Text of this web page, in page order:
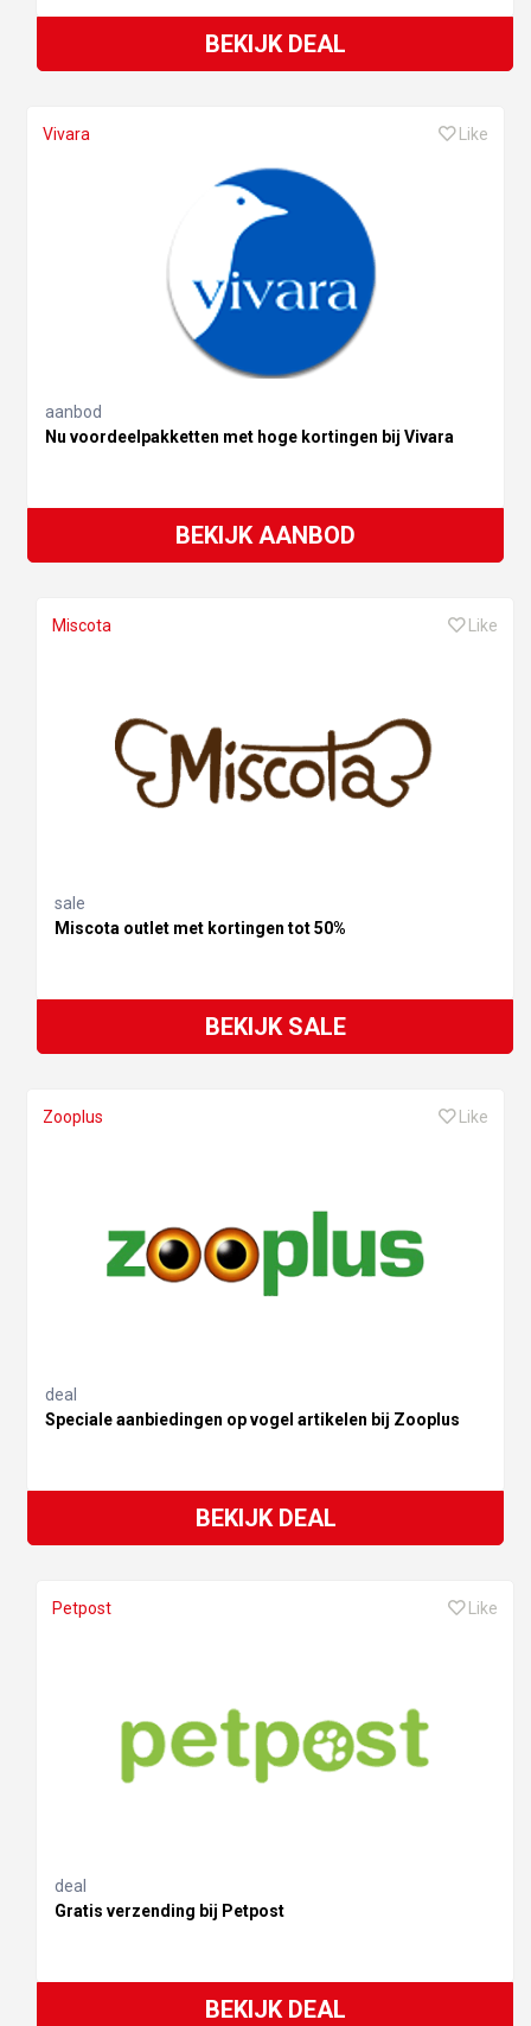
BEKIJK DEAL
Vivara Like
aanbod
Nu voordeelpakketten met hoge kortingen bij Vivara
BEKIJK AANBOD
Miscota Like
sale
Miscota outlet met kortingen tot 50%
BEKIJK SALE
Zooplus Like
deal
Speciale aanbiedingen op vogel artikelen bij Zooplus
BEKIJK DEAL
Petpost Like
deal
Gratis verzending bij Petpost
BEKIJK DEAL